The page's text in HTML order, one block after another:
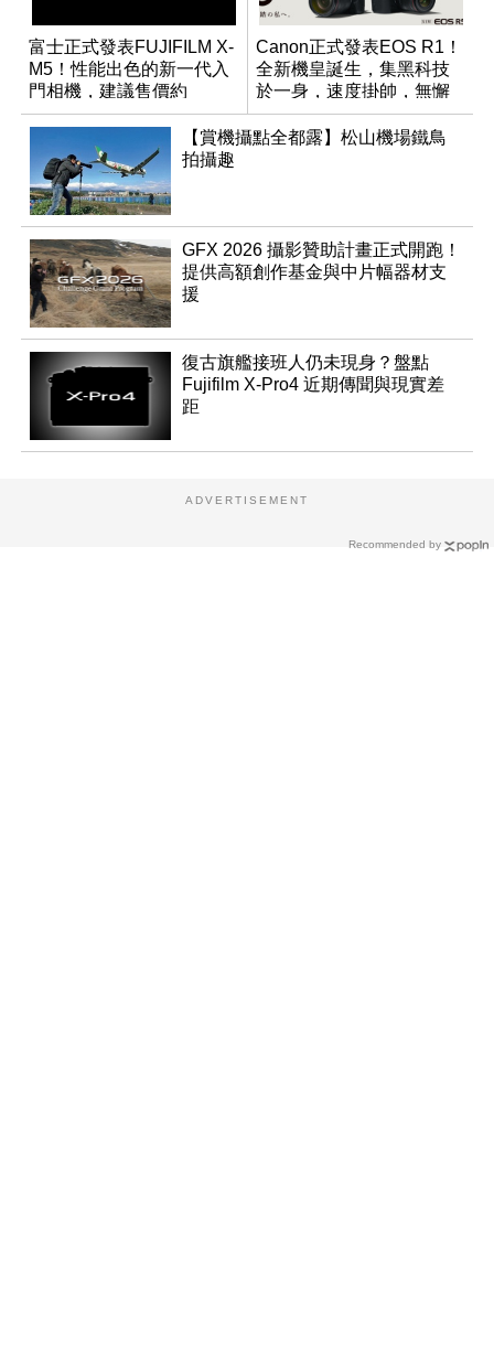
富士正式發表FUJIFILM X-
M5！性能出色的新一代入
門相機，建議售價約
NT$26,000
Canon正式發表EOS R1！
全新機皇誕生，集黑科技
於一身，速度掛帥，無懈
可擊
【賞機攝點全都露】松山機場鐵鳥
拍攝趣
GFX 2026 攝影贊助計畫正式開跑！
提供高額創作基金與中片幅器材支
援
復古旗艦接班人仍未現身？盤點
Fujifilm X-Pro4 近期傳聞與現實差
距
Recommended by
ADVERTISEMENT